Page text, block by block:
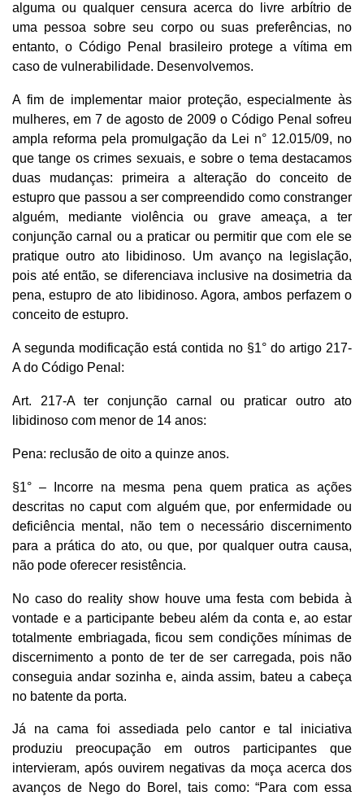
alguma ou qualquer censura acerca do livre arbítrio de
uma pessoa sobre seu corpo ou suas preferências, no
entanto, o Código Penal brasileiro protege a vítima em
caso de vulnerabilidade. Desenvolvemos.
A fim de implementar maior proteção, especialmente às
mulheres, em 7 de agosto de 2009 o Código Penal sofreu
ampla reforma pela promulgação da Lei n° 12.015/09, no
que tange os crimes sexuais, e sobre o tema destacamos
duas mudanças: primeira a alteração do conceito de
estupro que passou a ser compreendido como constranger
alguém, mediante violência ou grave ameaça, a ter
conjunção carnal ou a praticar ou permitir que com ele se
pratique outro ato libidinoso. Um avanço na legislação,
pois até então, se diferenciava inclusive na dosimetria da
pena, estupro de ato libidinoso. Agora, ambos perfazem o
conceito de estupro.
A segunda modificação está contida no §1° do artigo 217-
A do Código Penal:
Art. 217-A ter conjunção carnal ou praticar outro ato
libidinoso com menor de 14 anos:
Pena: reclusão de oito a quinze anos.
§1° – Incorre na mesma pena quem pratica as ações
descritas no caput com alguém que, por enfermidade ou
deficiência mental, não tem o necessário discernimento
para a prática do ato, ou que, por qualquer outra causa,
não pode oferecer resistência.
No caso do reality show houve uma festa com bebida à
vontade e a participante bebeu além da conta e, ao estar
totalmente embriagada, ficou sem condições mínimas de
discernimento a ponto de ter de ser carregada, pois não
conseguia andar sozinha e, ainda assim, bateu a cabeça
no batente da porta.
Já na cama foi assediada pelo cantor e tal iniciativa
produziu preocupação em outros participantes que
intervieram, após ouvirem negativas da moça acerca dos
avanços de Nego do Borel, tais como: “Para com essa